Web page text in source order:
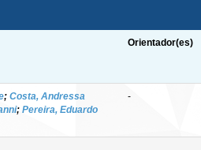
Orientador(es)
; Costa, Andressa
; Pereira, Eduardo
-